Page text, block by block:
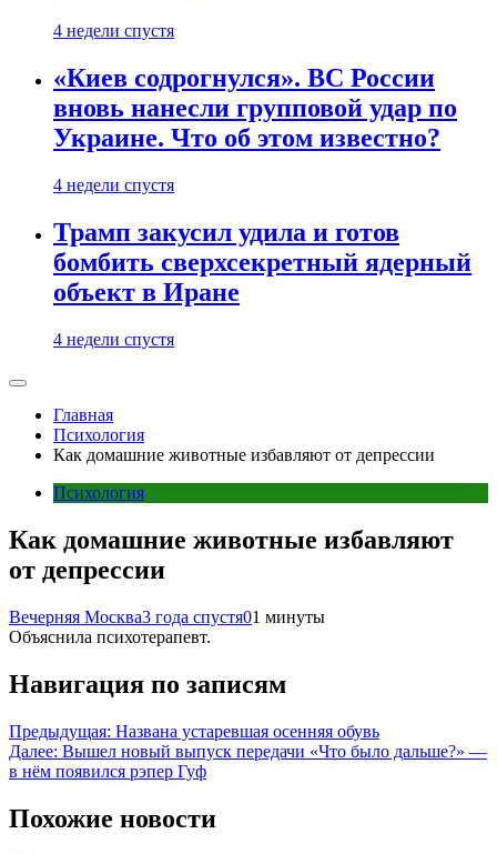
4 недели спустя
«Киев содрогнулся». ВС России
вновь нанесли групповой удар по
Украине. Что об этом известно?
4 недели спустя
Трамп закусил удила и готов
бомбить сверхсекретный ядерный
объект в Иране
4 недели спустя
Главная
Психология
Как домашние животные избавляют от депрессии
Психология
Как домашние животные избавляют
от депрессии
Вечерняя Москва3 года спустя01 минуты
Объяснила психотерапевт.
Навигация по записям
Предыдущая: Названа устаревшая осенняя обувь
Далее: Вышел новый выпуск передачи «Что было дальше?» —
в нём появился рэпер Гуф
Похожие новости